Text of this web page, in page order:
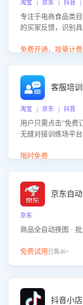
淘宝 | 京东 | 抖音 |
专注于电商食品类
的买家反馈，识别
商家降低退款率，提
免费开通，按量计费
客服培
淘宝 | 京东 | 抖音
用户只需点击“免费
无缝对接训练场平
初始化时间，助力
限时免费
京东自
京东
商品全自动换图 ·
免费试用 已售46+
抖音小